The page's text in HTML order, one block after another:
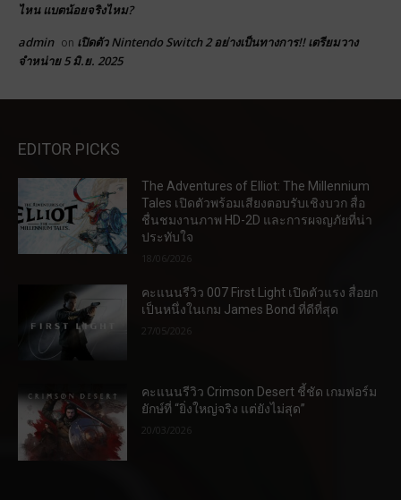
ไหน แบตน้อยจริงไหม?
admin on เปิดตัว Nintendo Switch 2 อย่างเป็นทางการ!! เตรียมวาง
จำหน่าย 5 มิ.ย. 2025
EDITOR PICKS
The Adventures of Elliot: The Millennium
Tales เปิดตัวพร้อมเสียงตอบรับเชิงบวก สื่อ
ชื่นชมงานภาพ HD-2D และการผจญภัยที่น่า
ประทับใจ
18/06/2026
คะแนนรีวิว 007 First Light เปิดตัวแรง สื่อยก
เป็นหนึ่งในเกม James Bond ที่ดีที่สุด
27/05/2026
คะแนนรีวิว Crimson Desert ชี้ชัด เกมฟอร์ม
ยักษ์ที่ “ยิ่งใหญ่จริง แต่ยังไม่สุด”
20/03/2026